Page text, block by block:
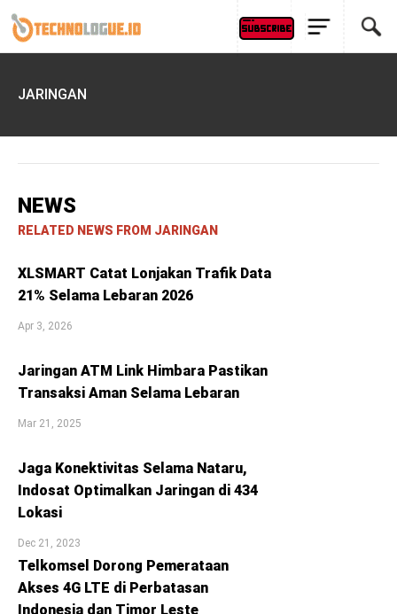
JARINGAN
NEWS
RELATED NEWS FROM JARINGAN
XLSMART Catat Lonjakan Trafik Data
21% Selama Lebaran 2026
Apr 3, 2026
Jaringan ATM Link Himbara Pastikan
Transaksi Aman Selama Lebaran
Mar 21, 2025
Jaga Konektivitas Selama Nataru,
Indosat Optimalkan Jaringan di 434
Lokasi
Dec 21, 2023
Telkomsel Dorong Pemerataan
Akses 4G LTE di Perbatasan
Indonesia dan Timor Leste